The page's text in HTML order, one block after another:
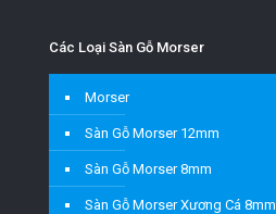
Các Loại Sàn Gỗ Morser
Morser
Sàn Gỗ Morser 12mm
Sàn Gỗ Morser 8mm
Sàn Gỗ Morser Xương Cá 8mm